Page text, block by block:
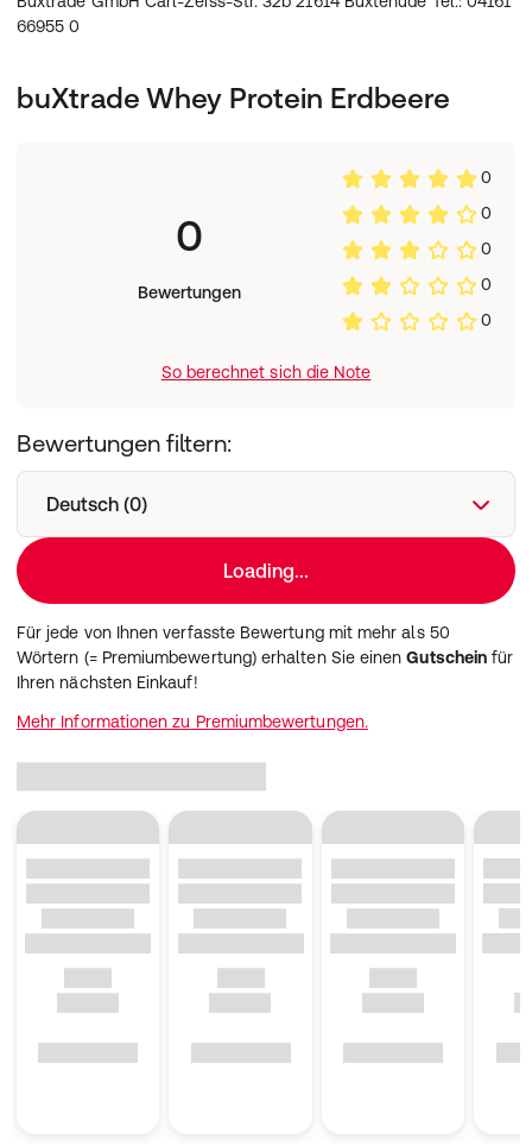
davon gesättigte Fettsäuren
5g
davon ungesättigte Fettsäuren
Fettsäuren
Eiweis
81g
0,27g
66955 0
buXtrade Whey Protein Erdbeere
0
Bewertungen
0
0
0
0
0
So berechnet sich die Note
Bewertungen filtern:
Deutsch (0)
Loading...
Für jede von Ihnen verfasste Bewertung mit mehr als 50
Wörtern (= Premiumbewertung) erhalten Sie einenGutschein für
Ihren nächsten Einkauf!
Mehr Informationen zu Premiumbewertungen.